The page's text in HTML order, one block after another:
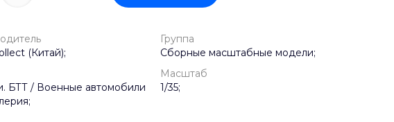
(Китай);
Группа
Сборные масштабные модели;
БТТ / Военные автомобили
Масштаб
1/35;